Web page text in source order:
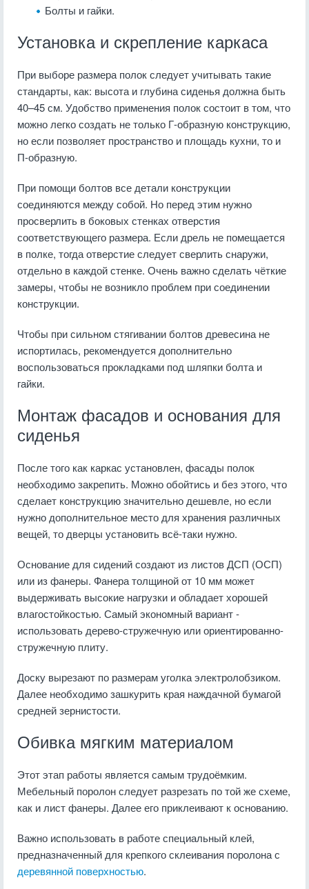
Болты и гайки.
Установка и скрепление каркаса
При выборе размера полок следует учитывать такие
стандарты, как: высота и глубина сиденья должна быть
40–45 см. Удобство применения полок состоит в том, что
можно легко создать не только Г-образную конструкцию,
но если позволяет пространство и площадь кухни, то и
П-образную.
При помощи болтов все детали конструкции
соединяются между собой. Но перед этим нужно
просверлить в боковых стенках отверстия
соответствующего размера. Если дрель не помещается
в полке, тогда отверстие следует сверлить снаружи,
отдельно в каждой стенке. Очень важно сделать чёткие
замеры, чтобы не возникло проблем при соединении
конструкции.
Чтобы при сильном стягивании болтов древесина не
испортилась, рекомендуется дополнительно
воспользоваться прокладками под шляпки болта и
гайки.
Монтаж фасадов и основания для
сиденья
После того как каркас установлен, фасады полок
необходимо закрепить. Можно обойтись и без этого, что
сделает конструкцию значительно дешевле, но если
нужно дополнительное место для хранения различных
вещей, то дверцы установить всё-таки нужно.
Основание для сидений создают из листов ДСП (ОСП)
или из фанеры. Фанера толщиной от 10 мм может
выдерживать высокие нагрузки и обладает хорошей
влагостойкостью. Самый экономный вариант -
использовать дерево-стружечную или ориентированно-
стружечную плиту.
Доску вырезают по размерам уголка электролобзиком.
Далее необходимо зашкурить края наждачной бумагой
средней зернистости.
Обивка мягким материалом
Этот этап работы является самым трудоёмким.
Мебельный поролон следует разрезать по той же схеме,
как и лист фанеры. Далее его приклеивают к основанию.
Важно использовать в работе специальный клей,
предназначенный для крепкого склеивания поролона с
деревянной поверхностью.